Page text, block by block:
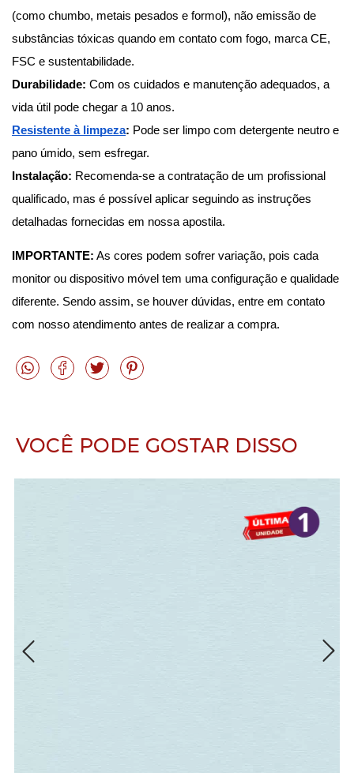
(como chumbo, metais pesados e formol), não emissão de
substâncias tóxicas quando em contato com fogo, marca CE,
FSC e sustentabilidade.
Durabilidade: Com os cuidados e manutenção adequados, a
vida útil pode chegar a 10 anos.
Resistente à limpeza: Pode ser limpo com detergente neutro e
pano úmido, sem esfregar.
Instalação: Recomenda-se a contratação de um profissional
qualificado, mas é possível aplicar seguindo as instruções
detalhadas fornecidas em nossa apostila.
IMPORTANTE: As cores podem sofrer variação, pois cada
monitor ou dispositivo móvel tem uma configuração e qualidade
diferente. Sendo assim, se houver dúvidas, entre em contato
com nosso atendimento antes de realizar a compra.
VOCÊ PODE GOSTAR DISSO